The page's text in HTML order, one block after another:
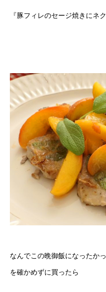
『豚フィレのセージ焼きにネ
なんでこの晩御飯になったか
を確かめずに買ったら